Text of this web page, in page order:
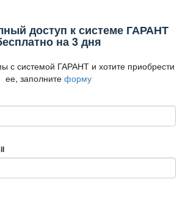
доступ к системе ГАРАНТ
на 3 дня
с системой ГАРАНТ и хотите приобрести
ее, заполните форму